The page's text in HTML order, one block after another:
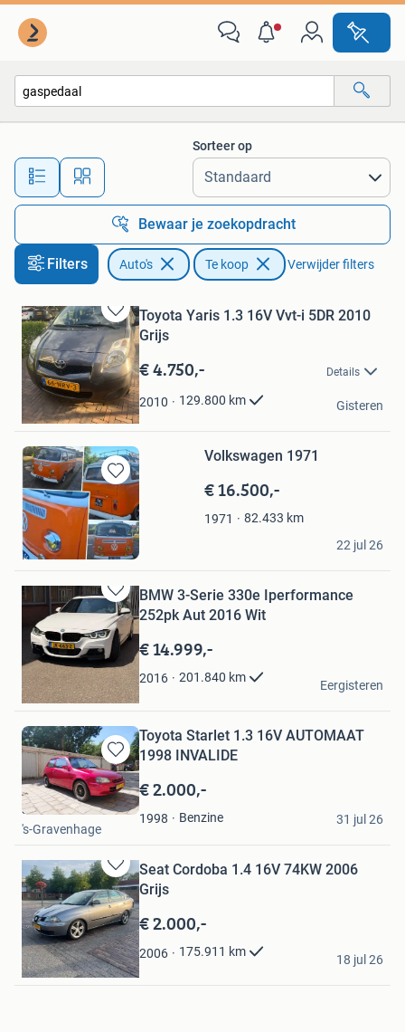
Alle afstanden…
Sorteer op
Bewaar je zoekopdracht
Filters Auto's Te koop Verwijder filters
Bewaren
in
Mijn
Favorieten
Toyota Yaris 1.3 16V Vvt-i 5DR 2010
Grijs
€ 4.750,- Details
2010 129.800 km
René
Huissen
Gisteren
Bewaren
in
Mijn
Favorieten
Volkswagen 1971
€ 16.500,-
1971 82.433 km
Ellen
Haarlem
22 jul 26
Bewaren
Mijn
Favorieten
BMW 3-Serie 330e Iperformance
252pk Aut 2016 Wit
€ 14.999,-
2016 201.840 km
Rashojan
Spijkenisse
Eergisteren
Bewaren
in
Mijn
Favorieten
Toyota Starlet 1.3 16V AUTOMAAT
1998 INVALIDE
€ 2.000,-
1998 Benzine
sudish
's-Gravenhage
31 jul 26
Bewaren
in
Mijn
Favorieten
Seat Cordoba 1.4 16V 74KW 2006
Grijs
€ 2.000,-
2006 175.911 km
Marc
Leeuwarden
18 jul 26